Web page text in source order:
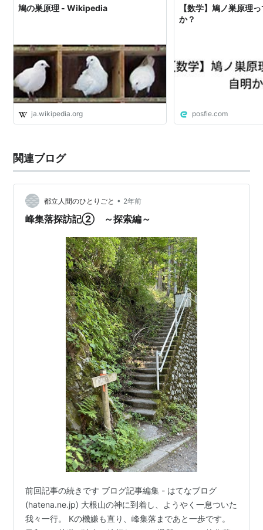
鳩の巣原理 - Wikipedia
ja.wikipedia.org
【数学】鳩ノ巣原理
か？
posfie.com
関連ブログ
都立人間のひとりごと • 2年前
峰集落探訪記② ～探索編～
前回記事の続きです ブログ記事編集 - はてなブログ
(hatena.ne.jp) 大根山の神に到着し、ようやく一息ついた
我々一行。 Kの機嫌も直り、峰集落まであと一歩です。